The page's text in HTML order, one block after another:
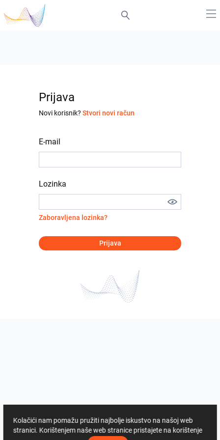
Prijava
Novi korisnik? Stvori novi račun
E-mail
Lozinka
Zaboravljena lozinka?
Prijava
Kolačići nam pomažu pružiti najbolje iskustvo na našoj web
stranici. Korištenjem naše web stranice pristajete na korištenje